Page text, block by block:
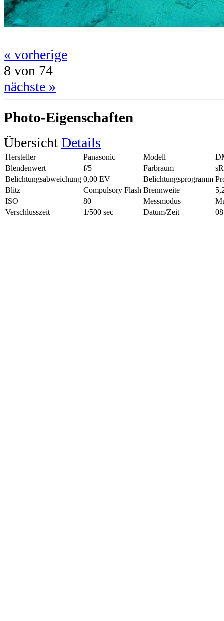
« vorherige
8 von 74
nächste »
Photo-Eigenschaften
Übersicht Details
Hersteller Panasonic Modell
Blendenwert
f/5 Farbraum
Belichtungsabweichung 0,00 EV Belichtungsprogramm
Blitz
Compulsory Flash Brennweite
ISO
80 Messmodus
Verschlusszeit
1/500 sec Datum/Zeit